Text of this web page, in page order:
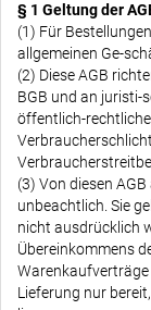
§ 1 Geltung der
(1) Für
allgemeinen Ge-
(2) Diese AGB
BGB und an juristi-
öffentlich-
(3) Von diesen
unbeachtlich. Sie
nicht ausdrücklich
Übereinkommens
Warenkaufverträge
Lieferung nur